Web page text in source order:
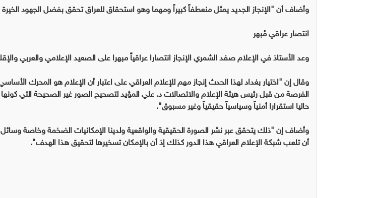
وأضاف أن "الإنجاز الجديد يمثل منعطفاً كبيراً ومهما وهو استحقاق للعراق تحقق بفضل الجهود
انتصار عراقي مُبهر
وعد الأستاذ في الإعلام صفد الشمري الإنجاز انتصارا عراقياً مبهرا على الصعيد الإعلامي والعربي
وقال إن "اختيار بغداد لهذا الحدث إنجاز مهم للإعلام العراقي على اعتبار أن الإعلام هو المحرك
الفرصة من قبل رئيس هيئة الإعلام والاتصالات د. علي المؤيد لتصحيح الصور غير الصحيحة التي
حاليا استقرارا أمنياً وسياسياً حقيقياً وغير مسبوق".
وأضاف إن "ذلك يتحقق عبر نشر الصورة الحقيقية والواقعية ولدينا الإمكانيات الضخمة وخاصة وسائل
أن تلعب شبكة الإعلام العراقي هذا الدور كذلك إذ أن بالإمكان تسخيرها لتحقيق هذا الهدف".